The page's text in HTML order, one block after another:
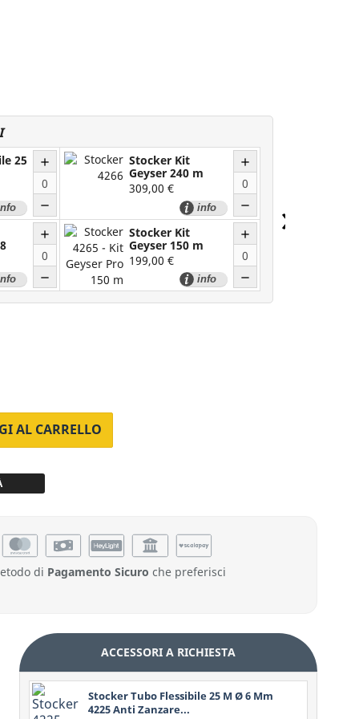
25
add
Quantità
remove
add
Quantità
remove
Stocker Kit
Geyser 240 m
309,00 €
+ info
add
Quantità
remove
Stocker Kit
Geyser 150 m
199,00 €
+ info
add
Quantità
remove
›
AL CARRELLO
di Pagamento Sicuro che preferisci
ACCESSORI A RICHIESTA
Stocker Tubo Flessibile 25 M Ø 6 Mm
4225 Anti Zanzare...